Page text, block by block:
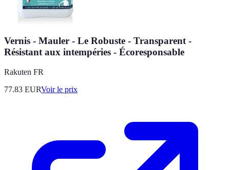
Vernis - Mauler - Le Robuste - Transparent -
Résistant aux intempéries - Écoresponsable
Rakuten FR
77.83 EURVoir le prix